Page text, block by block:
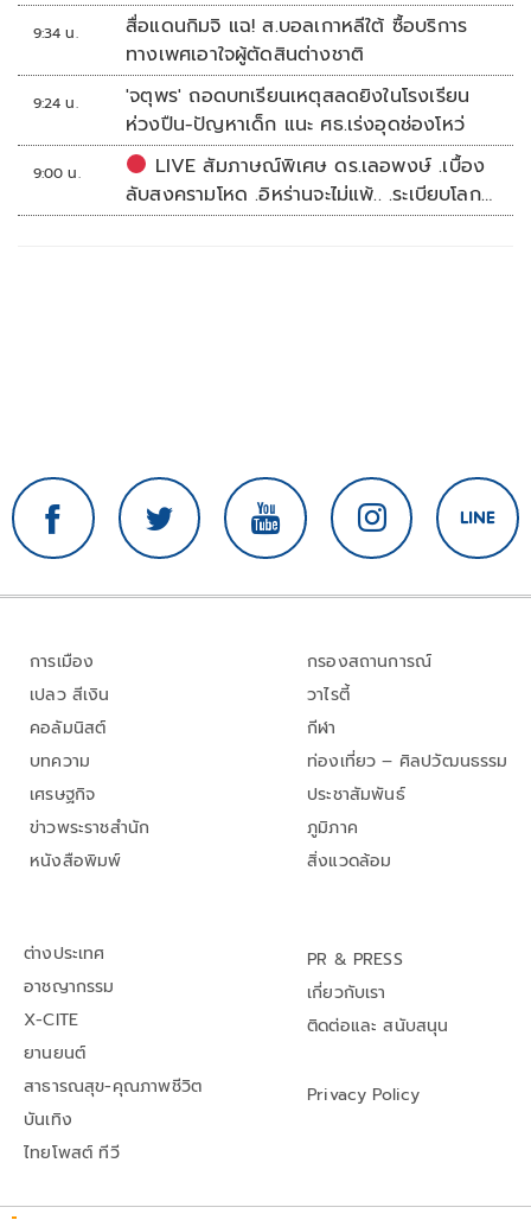
9:34 น.
สื่อแดนกิมจิ แฉ! ส.บอลเกาหลีใต้ ซื้อบริการ
ทางเพศเอาใจผู้ตัดสินต่างชาติ
9:24 น.
'จตุพร' ถอดบทเรียนเหตุสลดยิงในโรงเรียน
ห่วงปืน-ปัญหาเด็ก แนะ ศธ.เร่งอุดช่องโหว่
9:00 น.
LIVE สัมภาษณ์พิเศษ ดร.เลอพงษ์ .เบื้อง
ลับสงครามโหด .อิหร่านจะไม่แพ้.. .ระเบียบโลก
ใหม่ในตะวันออกกลาง…. | อิสรภาพแห่งความ
การเมือง
เปลว สีเงิน
คอลัมนิสต์
บทความ
เศรษฐกิจ
ข่าวพระราชสำนัก
หนังสือพิมพ์
กรองสถานการณ์
วาไรตี้
กีฬา
ท่องเที่ยว – ศิลปวัฒนธรรม
ประชาสัมพันธ์
ภูมิภาค
สิ่งแวดล้อม
ต่างประเทศ
อาชญากรรม
X-CITE
ยานยนต์
สาธารณสุข-คุณภาพชีวิต
บันเทิง
ไทยโพสต์ ทีวี
PR & PRESS
เกี่ยวกับเรา
ติดต่อและ สนับสนุน
Privacy Policy